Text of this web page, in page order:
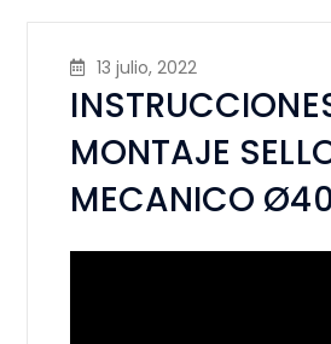
13 julio, 2022
MONTAJE
MECANICO